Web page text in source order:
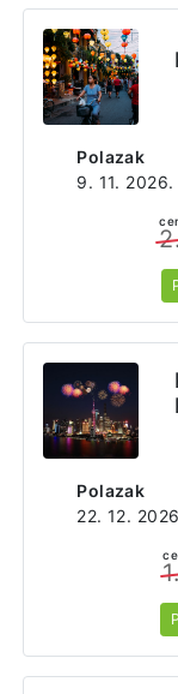
Polazak
9. 11. 2026.
Polazak
22. 12.